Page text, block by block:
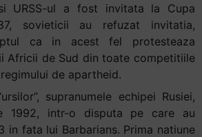
URSS-ul a fost invitata la Cupa
sovieticii au refuzat invitatia,
ca in acest fel protesteaza
Africii de Sud din toate competitiile
de apartheid.
supranumele echipei Rusiei,
1992, intr-o disputa pe care au
in fata lui Barbarians. Prima natiune